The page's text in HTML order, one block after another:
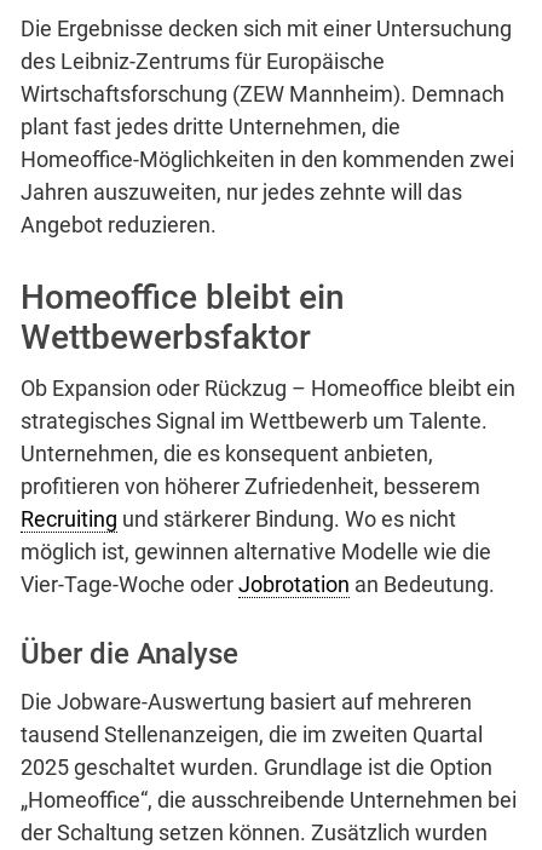
Die Ergebnisse decken sich mit einer Untersuchung
des Leibniz-Zentrums für Europäische
Wirtschaftsforschung (ZEW Mannheim). Demnach
plant fast jedes dritte Unternehmen, die
Homeoffice-Möglichkeiten in den kommenden zwei
Jahren auszuweiten, nur jedes zehnte will das
Angebot reduzieren.
Homeoffice bleibt ein
Wettbewerbsfaktor
Ob Expansion oder Rückzug – Homeoffice bleibt ein
strategisches Signal im Wettbewerb um Talente.
Unternehmen, die es konsequent anbieten,
profitieren von höherer Zufriedenheit, besserem
Recruiting und stärkerer Bindung. Wo es nicht
möglich ist, gewinnen alternative Modelle wie die
Vier-Tage-Woche oderJobrotation an Bedeutung.
Über die Analyse
Die Jobware-Auswertung basiert auf mehreren
tausend Stellenanzeigen, die im zweiten Quartal
2025 geschaltet wurden. Grundlage ist die Option
„Homeoffice“, die ausschreibende Unternehmen bei
der Schaltung setzen können. Zusätzlich wurden